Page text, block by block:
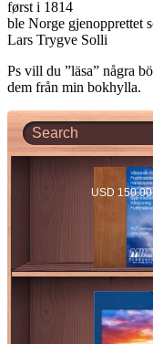
først i 1814
ble Norge gjenopprettet
Lars Trygve Solli
Ps vill du ”läsa” några
dem från min bokhylla.